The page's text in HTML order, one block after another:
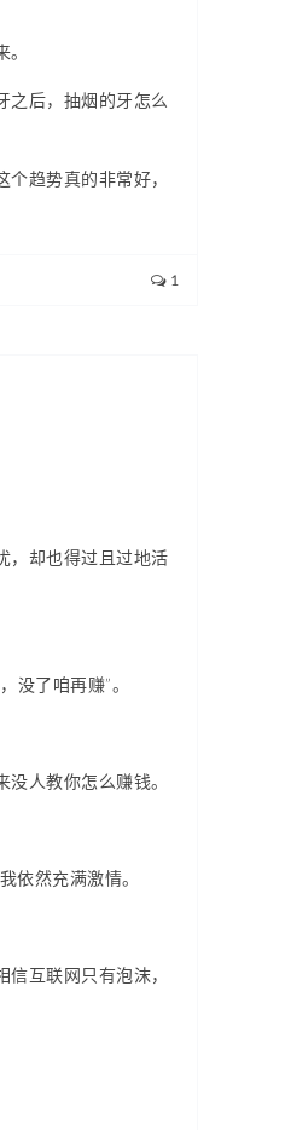
之后，抽烟的牙怎么
趋势真的非常好，
1
，却也得过且过地活
没了咱再赚”。
人教你怎么赚钱。
依然充满激情。
互联网只有泡沫，